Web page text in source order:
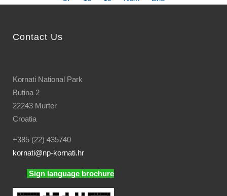
Contact Us
Kornati National Park
Butina 2
22243 Murter
Croatia
+385 (22) 435740
kornati@np-kornati.hr
Sign language brochure